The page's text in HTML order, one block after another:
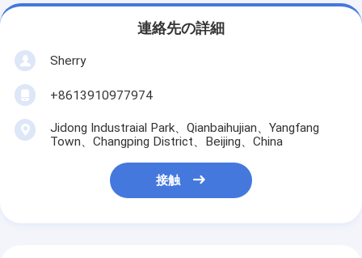
連絡先の詳細
Sherry
+8613910977974
Jidong Industraial Park、Qianbaihujian、Yangfang
Town、Changping District、Beijing、China
接触